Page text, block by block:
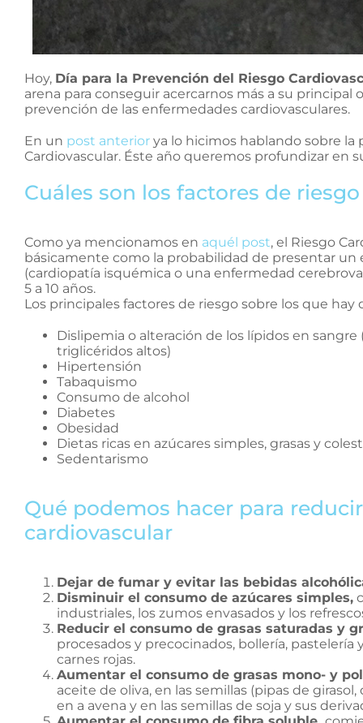
Hoy, Día para la Prevención del Riesgo
arena para conseguir acercarnos más a su
prevención de las enfermedades cardiovasculares.
En un post anterior ya lo hicimos hablando sobre la
Cardiovascular. Éste año queremos profundizar en
Cuáles son los factores de
Como ya mencionamos en aquél post, el Riesgo
básicamente como la probabilidad de presentar un
(cardiopatía isquémica o una enfermedad
5 a 10 años.
Los principales factores de riesgo sobre los que hay
Dislipemia o alteración de los lípidos en sangre
triglicéridos altos)
Hipertensión
Tabaquismo
Consumo de alcohol
Diabetes
Obesidad
Dietas ricas en azúcares simples, grasas y
Sedentarismo
Qué podemos hacer para
cardiovascular
Dejar de fumar y evitar las bebidas
Disminuir el consumo de azúcares simples,
industriales, los zumos envasados y los
Reducir el consumo de grasas saturadas y
procesados y precocinados, bollería,
carnes rojas.
Aumentar el consumo de grasas mono- y
aceite de oliva, en las semillas (pipas de
en a avena y en las semillas de soja y sus